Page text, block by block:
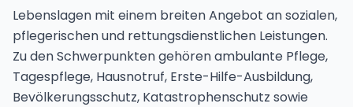
Lebenslagen mit einem breiten Angebot an sozialen,
pflegerischen und rettungsdienstlichen Leistungen.
Zu den Schwerpunkten gehören ambulante Pflege,
Tagespflege, Hausnotruf, Erste-Hilfe-Ausbildung,
Bevölkerungsschutz, Katastrophenschutz sowie